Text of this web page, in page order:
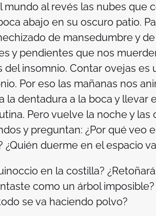
mundo al revés las nubes que
abajo en su oscuro patio.
de mansedumbre y
y pendientes que nos
del insomnio. Contar ovejas es
Por eso las mañanas nos
la dentadura a la boca y llevar
Pero vuelve la noche y las
y preguntan: ¿Por qué veo
duerme en el espacio
en la costilla?
como un árbol
se va haciendo polvo?